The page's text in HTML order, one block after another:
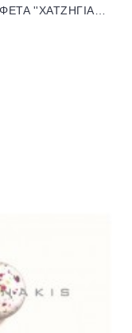
CRISPY ΧΡΩΜΑ ΛΕΥΚΟ ΠΕΡΛΕ KOYΦΕΤΑ ''ΧΑΤΖΗΓΙΑΝΝΑΚΗ'' 700GR 190307.500 12.49€!!!